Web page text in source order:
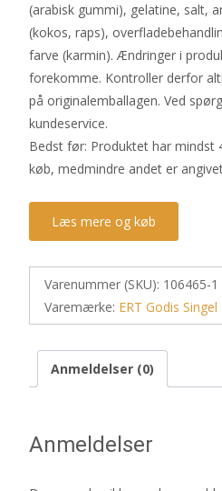
(arabisk gummi), gelatine, salt,
(kokos, raps),
farve (karmin). Ændringer i
forekomme. Kontroller derfor
på originalemballagen. Ved
kundeservice.
Bedst før: Produktet har mindst
køb, medmindre andet er
Læs mere og køb
Varenummer (SKU): 106465-1
Varemærke: ERT Godis Singel
Anmeldelser (0)
Anmeldelser